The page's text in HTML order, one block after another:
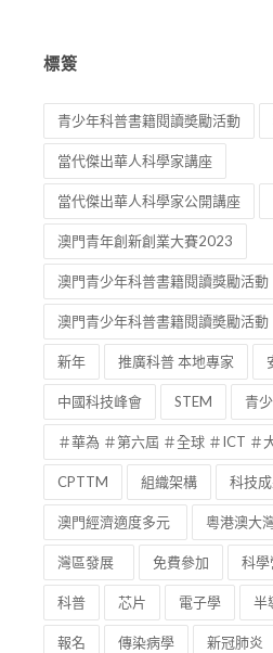
標簽
青少年科普書籍閱讀奬勵活動
當代傑出華人科學家講座
當代傑出華人科學家公開講座
澳門青年創新創業大賽2023
澳門青少年科普書籍閱讀獎勵活動
澳門青少年科普書籍閱讀奬勵活動
新年 推廣科普 本地專家
中國科技峰會 STEM 青
＃華為 ＃第六屆 ＃全球 ＃ICT ＃
CPTTM 組織架構 科技
澳門經濟適度多元 粵港澳大
灣區發展 免費參加 科學
科普 芯片 電子學 半
報名 傳染病學 新冠肺炎